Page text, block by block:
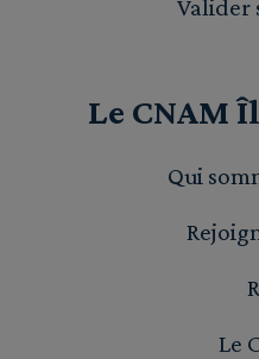
Valider
Le CNAM
Qui
Le